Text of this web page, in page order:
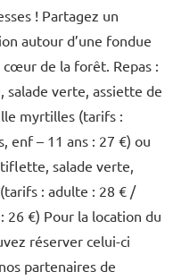
! Partagez un
autour d’une fondue
de la forêt. Repas :
salade verte, assiette de
myrtilles (tarifs :
enf – 11 ans : 27 €) ou
salade verte,
: adulte : 28 € /
26 €) Pour la location du
réserver celui-ci
partenaires de